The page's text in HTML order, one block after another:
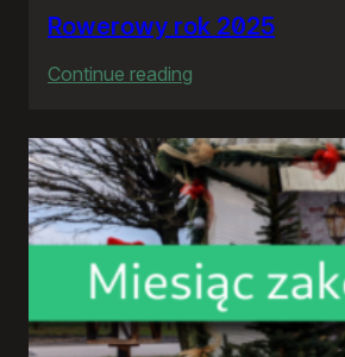
Rowerowy rok 2025
Continue reading
rok
2025